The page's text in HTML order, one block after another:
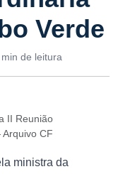
Verde
min de leitura
II Reunião
CF
ministra da